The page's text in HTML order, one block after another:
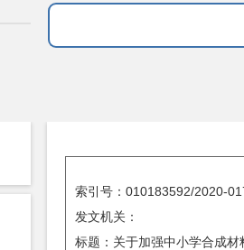
索引号：010183592/2020-
发文机关：
标题：关于加强中小学合成